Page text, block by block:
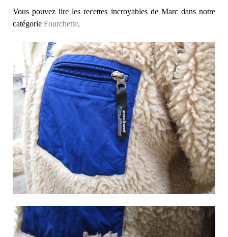
Vous pouvez lire les recettes incroyables de Marc dans notre
catégorie Fourchette.